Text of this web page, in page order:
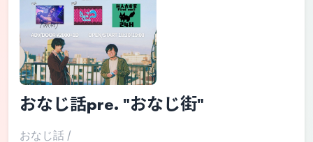
おなじ話pre. "おなじ街"
おなじ話 /